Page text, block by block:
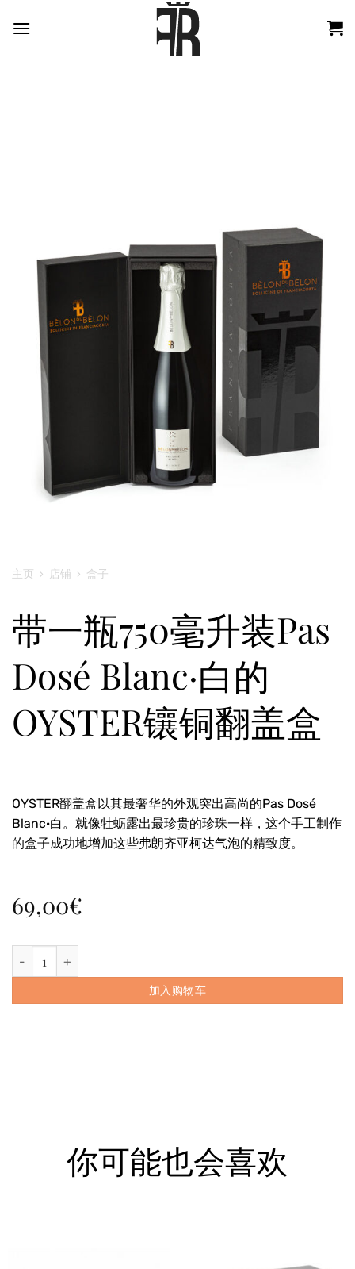
主页 › 店铺 › 盒子
带一瓶750毫升装Pas
Dosé Blanc·白的
OYSTER镶铜翻盖盒
OYSTER翻盖盒以其最奢华的外观突出高尚的Pas Dosé
Blanc·白。就像牡蛎露出最珍贵的珍珠一样，这个手工制作
的盒子成功地增加这些弗朗齐亚柯达气泡的精致度。
69,00€
加入购物车
你可能也会喜欢